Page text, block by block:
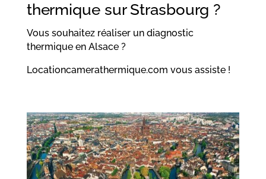
thermique sur Strasbourg ?
Vous souhaitez réaliser un diagnostic
thermique en Alsace ?
Locationcamerathermique.com vous assiste !